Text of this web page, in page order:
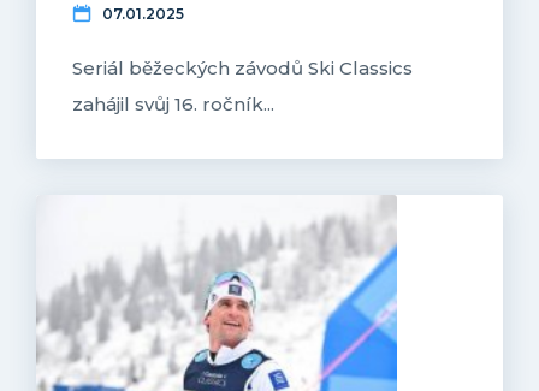
07.01.2025
Seriál běžeckých závodů Ski Classics
zahájil svůj 16. ročník...